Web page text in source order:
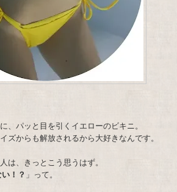
、パッと目を引くイエローのビキニ。
ズからも解放されるから大好きなんです。
は、きっとこう思うはず。
！？ 」って。